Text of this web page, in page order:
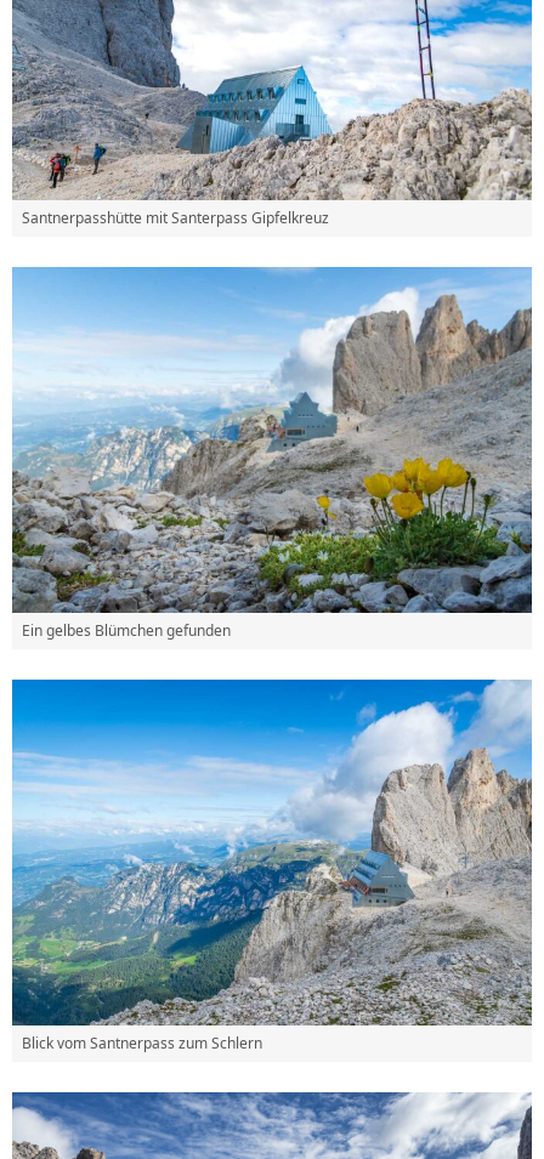
Santnerpasshütte mit Santerpass Gipfelkreuz
Ein gelbes Blümchen gefunden
Blick vom Santnerpass zum Schlern